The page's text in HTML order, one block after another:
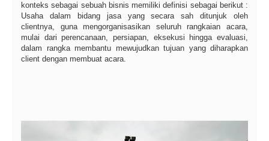
konteks sebagai sebuah bisnis memiliki definisi sebagai berikut :
Usaha dalam bidang jasa yang secara sah ditunjuk oleh
clientnya, guna mengorganisasikan seluruh rangkaian acara,
mulai dari perencanaan, persiapan, eksekusi hingga evaluasi,
dalam rangka membantu mewujudkan tujuan yang diharapkan
client dengan membuat acara.